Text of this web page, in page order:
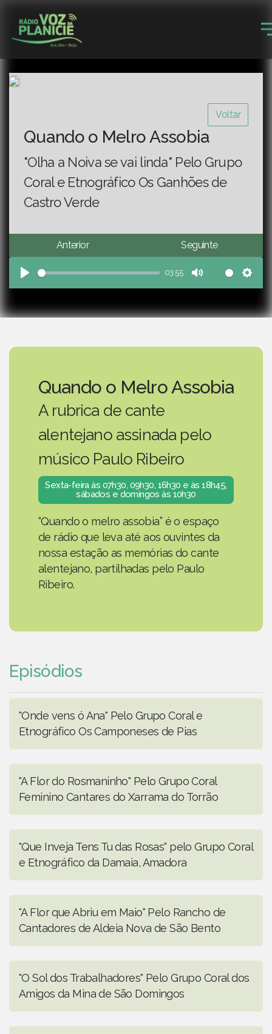
Voltar
Quando o Melro Assobia
"Olha a Noiva se vai linda" Pelo Grupo
Coral e Etnográfico Os Ganhões de
Castro Verde
Anterior Seguinte
Play
03:55
Mute
Quando o Melro Assobia
A rubrica de cante
alentejano assinada pelo
músico Paulo Ribeiro
Sexta-feira às 07h30, 09h30, 16h30 e às 18h45,
sábados e domingos às 10h30
“Quando o melro assobia” é o espaço
de rádio que leva até aos ouvintes da
nossa estação as memórias do cante
alentejano, partilhadas pelo Paulo
Ribeiro.
Episódios
"Onde vens ó Ana" Pelo Grupo Coral e
Etnográfico Os Camponeses de Pias
"A Flor do Rosmaninho" Pelo Grupo Coral
Feminino Cantares do Xarrama do Torrão
"Que Inveja Tens Tu das Rosas" pelo Grupo Coral
e Etnográfico da Damaia, Amadora
"A Flor que Abriu em Maio" Pelo Rancho de
Cantadores de Aldeia Nova de São Bento
"O Sol dos Trabalhadores" Pelo Grupo Coral dos
Amigos da Mina de São Domingos